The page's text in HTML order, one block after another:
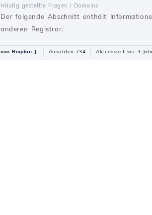
Häufig gestellte Fragen / Domains
Der folgende Abschnitt enthält
anderen Registrar.
von Bogdan J. Ansichten 734 Aktualisiert vor 3